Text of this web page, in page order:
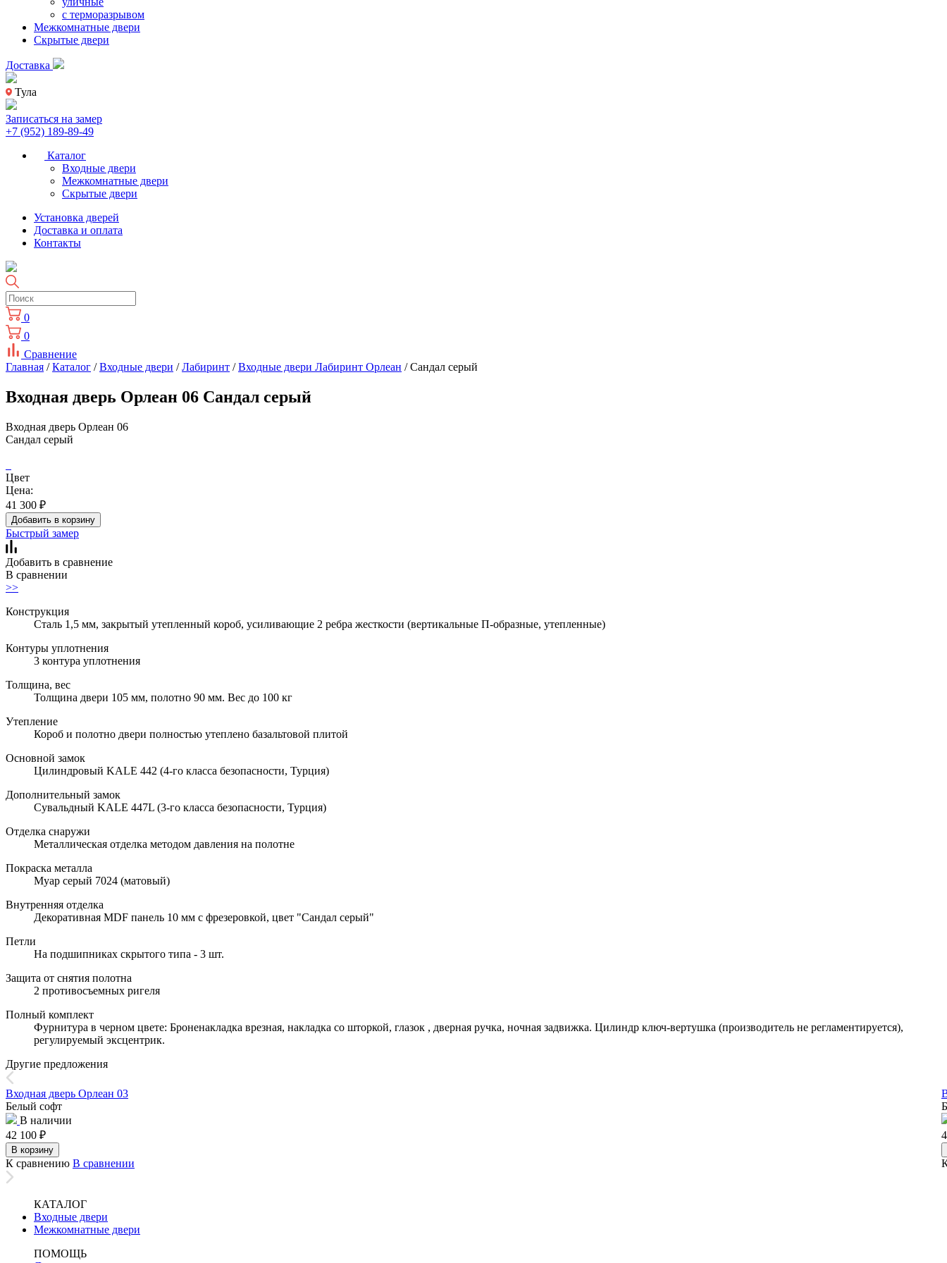
с терморазрывом
Межкомнатные двери
Скрытые двери
Доставка
Тула
Записаться на замер
+7 (952) 189-89-49
Каталог
Входные двери
Межкомнатные двери
Скрытые двери
Установка дверей
Доставка и оплата
Контакты
0
0
Сравнение
Главная /Каталог /Входные двери /Лабиринт /Входные двери Лабиринт Орлеан / Сандал серый
Входная дверь Орлеан 06 Сандал серый
Входная дверь Орлеан 06
Сандал серый
Цвет
Цена:
41 300 ₽
Добавить в корзину
Быстрый замер
Добавить в сравнение
В сравнении
>>
Конструкция
Сталь 1,5 мм, закрытый утепленный короб, усиливающие 2 ребра жесткости (вертикальные П-образные, утепленные)
Контуры уплотнения
3 контура уплотнения
Толщина, вес
Толщина двери 105 мм, полотно 90 мм. Вес до 100 кг
Утепление
Короб и полотно двери полностью утеплено базальтовой плитой
Основной замок
Цилиндровый KALE 442 (4-го класса безопасности, Турция)
Дополнительный замок
Сувальдный KALE 447L (3-го класса безопасности, Турция)
Отделка снаружи
Металлическая отделка методом давления на полотне
Покраска металла
Муар серый 7024 (матовый)
Внутренняя отделка
Декоративная MDF панель 10 мм с фрезеровкой, цвет "Сандал серый"
Петли
На подшипниках скрытого типа - 3 шт.
Защита от снятия полотна
2 противосъемных ригеля
Полный комплект
Фурнитура в черном цвете: Броненакладка врезная, накладка со шторкой, глазок , дверная ручка, ночная задвижка. Цилиндр ключ-вертушка (производитель не регламентируется),
регулируемый эксцентрик.
Другие предложения
Входная дверь Орлеан 03
Белый софт
В наличии
42 100 ₽
В корзину
К сравнению В сравнении
КАТАЛОГ
Входные двери
Межкомнатные двери
ПОМОЩЬ